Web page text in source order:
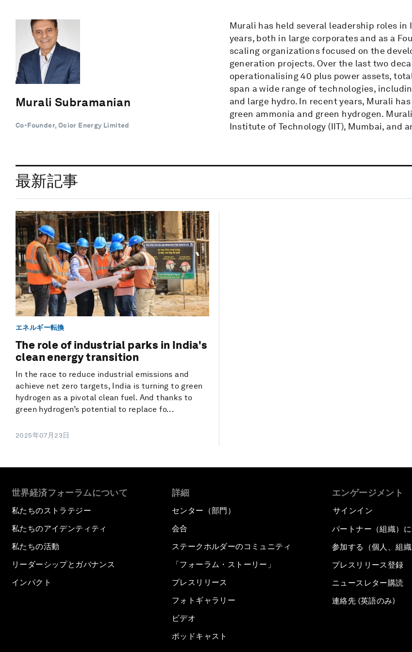
Murali Subramanian
Co-Founder, Ocior Energy Limited
Murali has held several leadership roles in
years, both in large corporates and as a
scaling organizations focused on the
generation projects. Over the last two
operationalising 40 plus power assets,
span a wide range of technologies,
and large hydro. In recent years, Murali
green ammonia and green hydrogen.
Institute of Technology (IIT), Mumbai, and
最新記事
エネルギー転換
The role of industrial parks in India's
clean energy transition
In the race to reduce industrial emissions and
achieve net zero targets, India is turning to green
hydrogen as a pivotal clean fuel. And thanks to
green hydrogen’s potential to replace fo...
2025年07月23日
世界経済フォーラムについて
私たちのストラテジー
私たちのアイデンティティ
私たちの活動
リーダーシップとガバナンス
インパクト
詳細
センター（部門）
会合
ステークホルダーのコミュニティ
「フォーラム・ストーリー」
プレスリリース
フォトギャラリー
ビデオ
ポッドキャスト
エンゲージメント
サインイン
パートナー（組織）
参加する（個人、組織
プレスリリース登録
ニュースレター購読
連絡先 (英語のみ)